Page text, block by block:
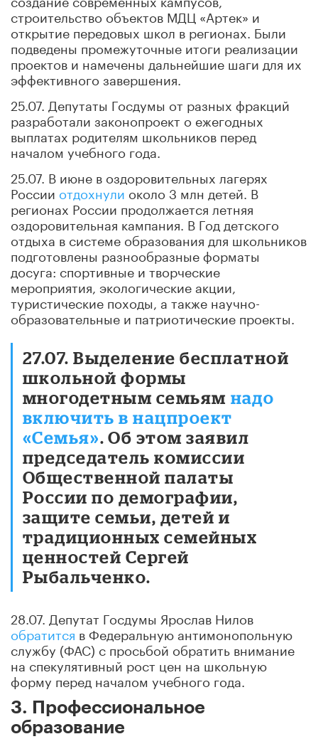
строительство объектов МДЦ «Артек» и
открытие передовых школ в регионах. Были
подведены промежуточные итоги реализации
проектов и намечены дальнейшие шаги для их
эффективного завершения.
25.07. Депутаты Госдумы от разных фракций
разработали законопроект о ежегодных
выплатах родителям школьников перед
началом учебного года.
25.07. В июне в оздоровительных лагерях
России отдохнулиоколо 3 млн детей. В
регионах России продолжается летняя
оздоровительная кампания. В Год детского
отдыха в системе образования для школьников
подготовлены разнообразные форматы
досуга: спортивные и творческие
мероприятия, экологические акции,
туристические походы, а также научно-
образовательные и патриотические проекты.
27.07. Выделение бесплатной
школьной формы
многодетным семьям надо
включить в нацпроект
«Семья». Об этом заявил
председатель комиссии
Общественной палаты
России по демографии,
защите семьи, детей и
традиционных семейных
ценностей Сергей
Рыбальченко.
28.07. Депутат Госдумы Ярослав Нилов
обратитсяв Федеральную антимонопольную
службу (ФАС) с просьбой обратить внимание
на спекулятивный рост цен на школьную
форму перед началом учебного года.
3. Профессиональное
образование